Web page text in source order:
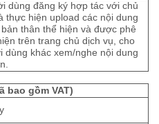
dùng đăng ký hợp tác với chủ
thực hiện upload các nội dung
thân thể hiện và được phê
trên trang chủ dịch vụ, cho
dùng khác xem/nghe nội dung
bao gồm VAT)